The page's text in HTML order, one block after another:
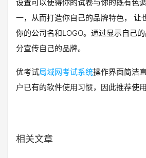
设置可以使得你的试卷与你的既有色
一，从而打造你自己的品牌特色， 让
你的公司名和LOGO。通过显示自己
分宣传自己的品牌。
优考试局域网考试系统操作界面简洁
户已有的软件使用习惯，因此推荐使用
相关文章